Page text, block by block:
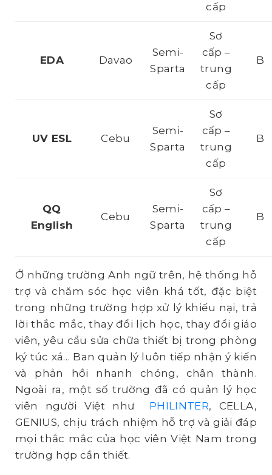
cấp
EDA Davao
Semi-
Sparta
Sơ
cấp –
trung
cấp
B
UV ESL Cebu
Semi-
Sparta
Sơ
cấp –
trung
cấp
B
QQ
English
Cebu
Semi-
Sparta
Sơ
cấp –
trung
cấp
B
Ở những trường Anh ngữ trên, hệ thống hỗ
trợ và chăm sóc học viên khá tốt, đặc biệt
trong những trường hợp xử lý khiếu nại, trả
lời thắc mắc, thay đổi lịch học, thay đổi giáo
viên, yêu cầu sửa chữa thiết bị trong phòng
ký túc xá… Ban quản lý luôn tiếp nhận ý kiến
và phản hồi nhanh chóng, chân thành.
Ngoài ra, một số trường đã có quản lý học
viên người Việt như PHILINTER, CELLA,
GENIUS, chịu trách nhiệm hỗ trợ và giải đáp
mọi thắc mắc của học viên Việt Nam trong
trường hợp cần thiết.